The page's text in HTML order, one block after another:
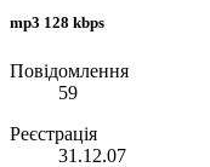
mp3 128 kbps
Повідомлення
59
Реєстрація
31.12.07